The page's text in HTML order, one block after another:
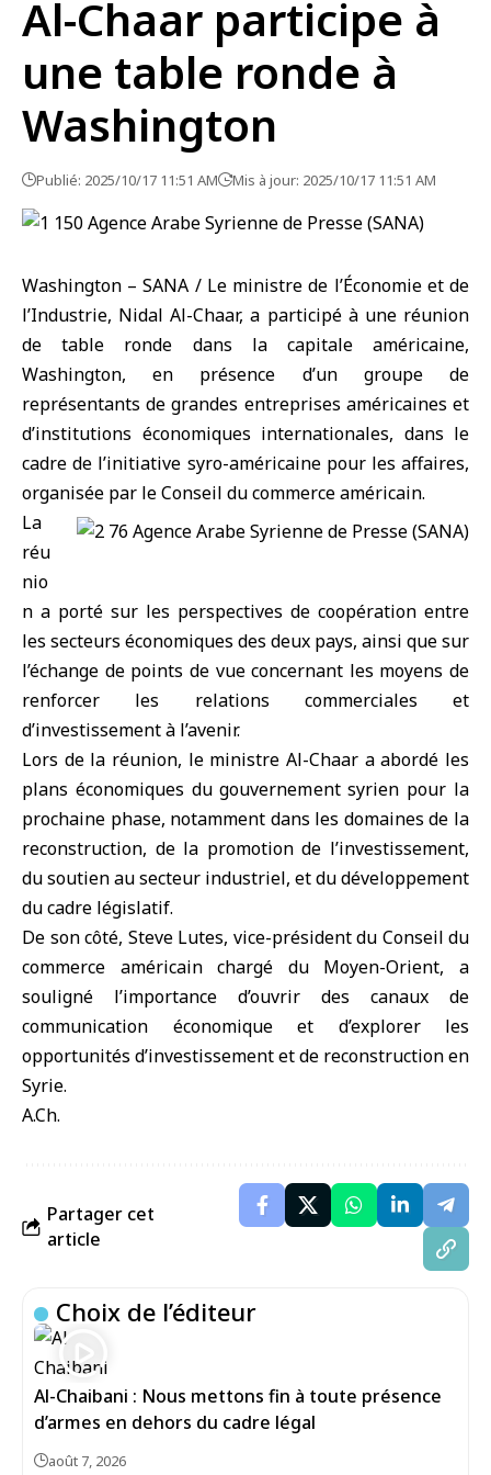
Al-Chaar participe à
une table ronde à
Washington
Publié: 2025/10/17 11:51 AM Mis à jour: 2025/10/17 11:51 AM
Washington – SANA / Le ministre de l’Économie et de
l’Industrie, Nidal Al-Chaar, a participé à une réunion
de table ronde dans la capitale américaine,
Washington, en présence d’un groupe de
représentants de grandes entreprises américaines et
d’institutions économiques internationales, dans le
cadre de l’initiative syro-américaine pour les affaires,
organisée par le Conseil du commerce américain.
La
réu
nio
n a porté sur les perspectives de coopération entre
les secteurs économiques des deux pays, ainsi que sur
l’échange de points de vue concernant les moyens de
renforcer les relations commerciales et
d’investissement à l’avenir.
Lors de la réunion, le ministre Al-Chaar a abordé les
plans économiques du gouvernement syrien pour la
prochaine phase, notamment dans les domaines de la
reconstruction, de la promotion de l’investissement,
du soutien au secteur industriel, et du développement
du cadre législatif.
De son côté, Steve Lutes, vice-président du Conseil du
commerce américain chargé du Moyen-Orient, a
souligné l’importance d’ouvrir des canaux de
communication économique et d’explorer les
opportunités d’investissement et de reconstruction en
Syrie.
A.Ch.
Partager cet
article
Choix de l’éditeur
Al-Chaibani : Nous mettons fin à toute présence
d’armes en dehors du cadre légal
août 7, 2026